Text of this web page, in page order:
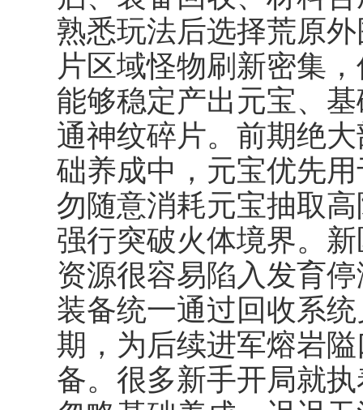
熟悉玩法后选择荒原
片区域怪物刷新密集
能够稳定产出元宝、
通神纹碎片。前期绝
础养成中，元宝优先
勿随意消耗元宝抽取
强行突破火体境界。
资源很容易陷入发育
装备统一通过回收系
期，为后续进军熔岩
备。很多新手开局就